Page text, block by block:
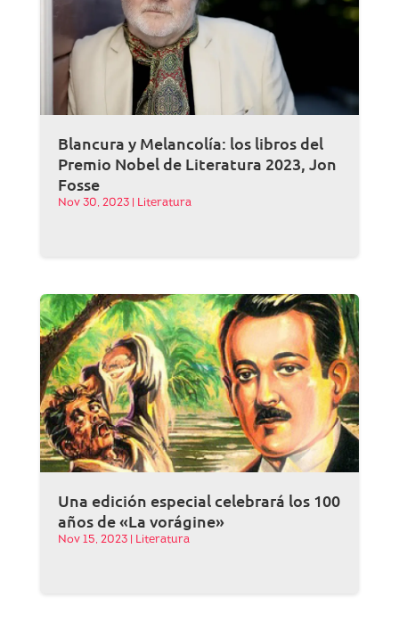
Blancura y Melancolía: los libros del
Premio Nobel de Literatura 2023, Jon
Fosse
Nov 30, 2023| Literatura
Una edición especial celebrará los 100
años de «La vorágine»
Nov 15, 2023| Literatura